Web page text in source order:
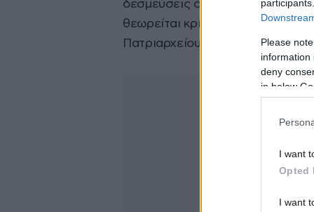
Please
information
deny
in below
I want
Opted
I want
δεσμεύσεις όπως η
θεωρείται κρίσιμη για τη
Πατριαρχείου.